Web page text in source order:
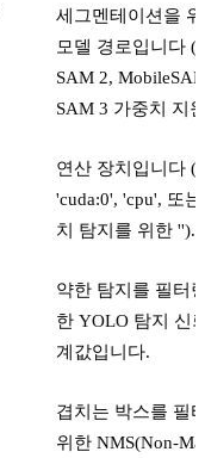
세그멘테이션을
모델 경로입니다
SAM 2,
SAM 3 가중치 지
연산 장치입니다 (
'cuda:0', 'cpu', 또
치 탐지를 위한 '').
약한 탐지를 필터
한 YOLO 탐지 신
계값입니다.
겹치는 박스를 필
위한 NMS(Non-